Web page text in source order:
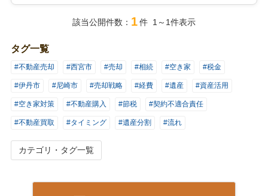
該当公開件数： 1件 1～1件表示
タグ一覧
#不動産売却 #西宮市 #売却 #相続 #空き家 #税金
#伊丹市 #尼崎市 #売却戦略 #経費 #遺産 #資産活用
#空き家対策 #不動産購入 #節税 #契約不適合責任
#不動産買取 #タイミング #遺産分割 #流れ
カテゴリ・タグ一覧